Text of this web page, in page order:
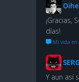
¡Gracias,
días!
Mi vida en
Y aun así